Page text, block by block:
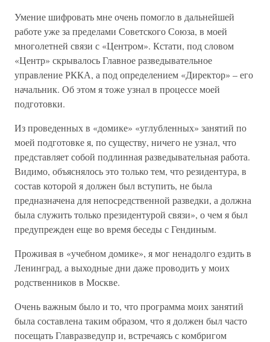
Умение шифровать мне очень помогло в дальнейшей
работе уже за пределами Советского Союза, в моей
многолетней связи с «Центром». Кстати, под словом
«Центр» скрывалось Главное разведывательное
управление РККА, а под определением «Директор» – его
начальник. Об этом я тоже узнал в процессе моей
подготовки.
Из проведенных в «домике» «углубленных» занятий по
моей подготовке я, по существу, ничего не узнал, что
представляет собой подлинная разведывательная работа.
Видимо, объяснялось это только тем, что резидентура, в
состав которой я должен был вступить, не была
предназначена для непосредственной разведки, а должна
была служить только президентурой связи», о чем я был
предупрежден еще во время беседы с Гендиным.
Проживая в «учебном домике», я мог ненадолго ездить в
Ленинград, а выходные дни даже проводить у моих
родственников в Москве.
Очень важным было и то, что программа моих занятий
была составлена таким образом, что я должен был часто
посещать Главразведупр и, встречаясь с комбригом